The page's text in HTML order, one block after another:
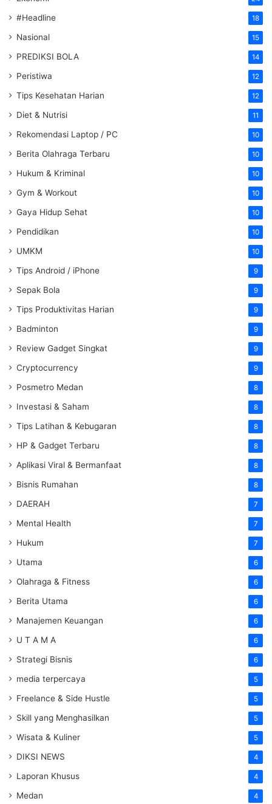
#Headline 18
Nasional 15
PREDIKSI BOLA 14
Peristiwa 12
Tips Kesehatan Harian 12
Diet & Nutrisi 11
Rekomendasi Laptop / PC 10
Berita Olahraga Terbaru 10
Hukum & Kriminal 10
Gym & Workout 10
Gaya Hidup Sehat 10
Pendidikan 10
UMKM 10
Tips Android / iPhone 9
Sepak Bola 9
Tips Produktivitas Harian 9
Badminton 9
Review Gadget Singkat 9
Cryptocurrency 9
Posmetro Medan 8
Investasi & Saham 8
Tips Latihan & Kebugaran 8
HP & Gadget Terbaru 8
Aplikasi Viral & Bermanfaat 8
Bisnis Rumahan 8
DAERAH 7
Mental Health 7
Hukum 7
Utama 6
Olahraga & Fitness 6
Berita Utama 6
Manajemen Keuangan 6
U T A M A 6
Strategi Bisnis 6
media terpercaya 5
Freelance & Side Hustle 5
Skill yang Menghasilkan 5
Wisata & Kuliner 5
DIKSI NEWS 4
Laporan Khusus 4
Medan 4